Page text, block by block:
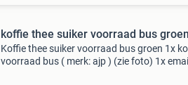
koffie thee suiker voorraad bus groen
Koffie thee suiker voorraad bus groen 1x
voorraad bus ( merk: ajp ) (zie foto) 1x